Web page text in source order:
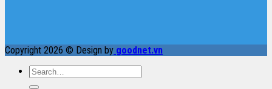
Copyright 2026 © Design by goodnet.vn
Search